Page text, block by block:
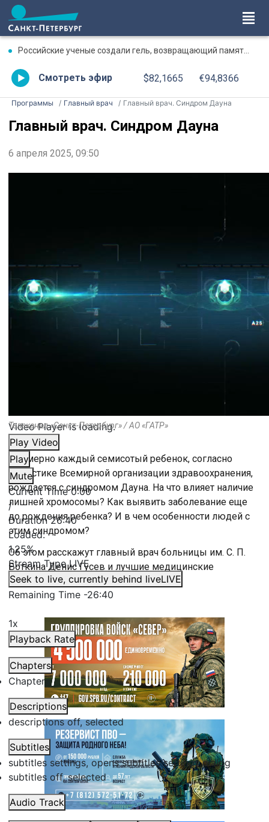
Российские ученые создали гель, возвращающий память после травмы
Смотреть эфир $82,1665 €94,8366
Программы Главный врач Главный врач. Синдром Дауна
Главный врач. Синдром Дауна
6 апреля 2025, 09:50
Video Player is loading.
Play Video
Play
Mute
Current Time0:00
/
Duration26:40
Loaded:
1.25%
Stream TypeLIVE
Seek to live, currently behind liveLIVE
Remaining Time -26:40
1x
Playback Rate
Chapters
Chapters
Descriptions
descriptions off, selected
Subtitles
subtitles settings, opens subtitles settings dialog
subtitles off, selected
Audio Track
Телеканал «Санкт-Петербург» / АО «ГАТР»
Примерно каждый семисотый ребенок, согласно
статистике Всемирной организации здравоохранения,
рождается с синдромом Дауна. На что влияет наличие
лишней хромосомы? Как выявить заболевание еще
до рождения ребенка? И в чем особенности людей с
этим синдромом?
Об этом расскажут главный врач больницы им. С. П.
Боткина Денис Гусев и лучшие медицинские
специалисты Петербурга.